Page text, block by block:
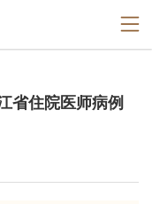
省住院医师病例